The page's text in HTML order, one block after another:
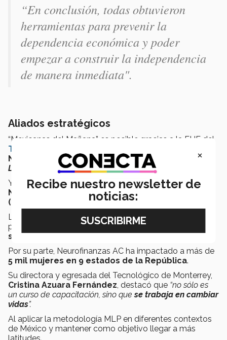
“En conclusión, todas obtuvieron
herramientas para prevenir la
dependencia económica y poder
empezar a construir la independencia
de manera inmediata".
Aliados estratégicos
“Mexicanas del Mañana” es posible gracias a la EHE del
Tec, campus Guadalajara
Neurofinanzas ACy la metodología de
Marketplace
Literacy Project(MLP).
Ya que fue seleccionado dentro de losProgramas
Nacionales Estratégicos del CONACYT
(PRONACES).
Los cuales están enfocados a la investigación sobre
problemáticas nacionales que requieren de una
solución integral, profunda y amplia.
Por su parte, Neurofinanzas AC ha impactado a más de
5 mil mujeres en 9 estados de la República.
Su directora y egresada del Tecnológico de Monterrey,
Cristina Azuara Fernández, destacó que “no sólo es
un curso de capacitación, sino que se trabaja en cambiar
vidas”.
Al aplicar la metodología MLP en diferentes contextos
de México y mantener como objetivo llegar a más
×
Recibe nuestro newsletter de
noticias: